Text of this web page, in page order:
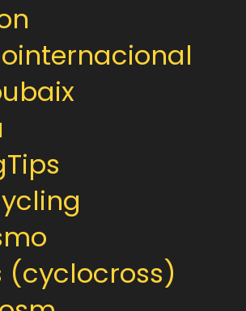
(cyclocross)